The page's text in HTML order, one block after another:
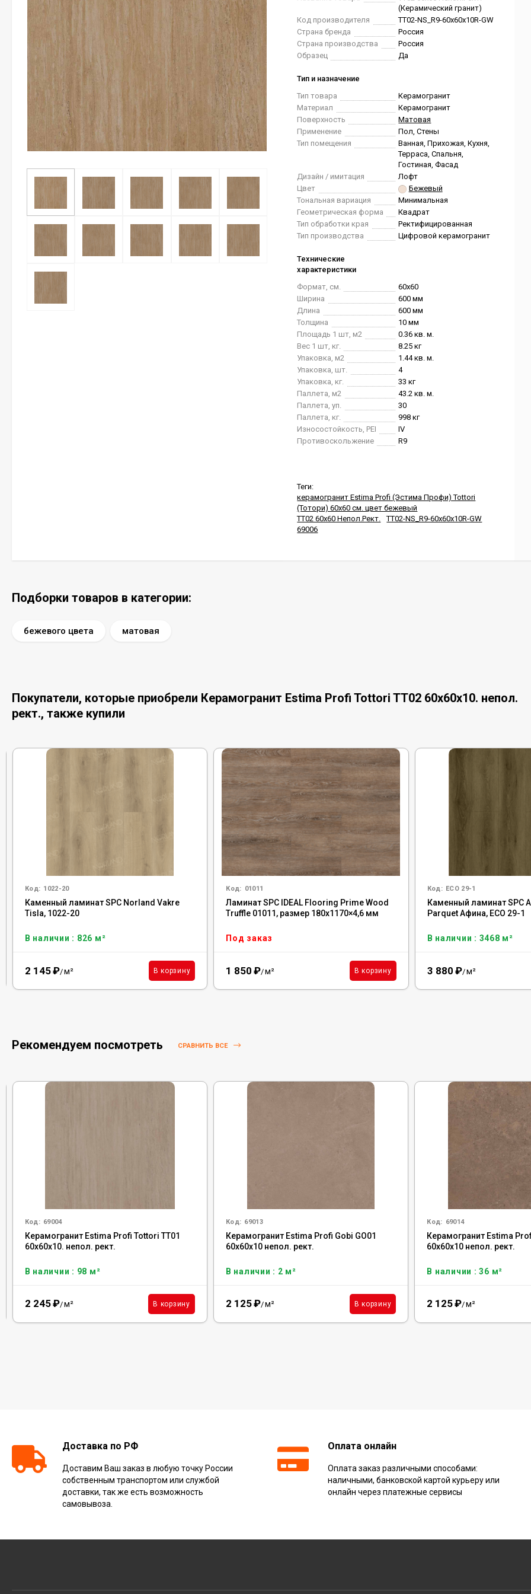
(Керамический гранит)
Код производителя
TT02-NS_R9-60x60x10R-GW
Страна бренда
Россия
Страна производства
Россия
Образец
Да
Тип и назначение
Тип товара
Керамогранит
Материал
Керамогранит
Поверхность
Матовая
Применение
Пол, Стены
Тип помещения
Ванная, Прихожая, Кухня,
Терраса, Спальня,
Гостиная, Фасад
Дизайн / имитация
Лофт
Цвет
Бежевый
Тональная вариация
Минимальная
Геометрическая форма
Квадрат
Тип обработки края
Ректифицированная
Тип производства
Цифровой керамогранит
Технические
характеристики
Формат, см.
60x60
Ширина
600 мм
Длина
600 мм
Толщина
10 мм
Площадь 1 шт, м2
0.36 кв. м.
Вес 1 шт, кг.
8.25 кг
Упаковка, м2
1.44 кв. м.
Упаковка, шт.
4
Упаковка, кг.
33 кг
Паллета, м2
43.2 кв. м.
Паллета, уп.
30
Паллета, кг.
998 кг
Износостойкость, PEI
IV
Противоскольжение
R9
Теги:
керамогранит Estima Profi (Эстима Профи) Tottori
(Тотори) 60x60 см. цвет бежевый
TT02 60x60 Непол.Рект.
TT02-NS_R9-60x60x10R-GW
69006
Подборки товаров в категории:
бежевого цвета матовая
Покупатели, которые приобрели Керамогранит Estima Profi Tottori TT02 60x60x10. непол.
рект., также купили
Код: 1022-20
Каменный ламинат SPC Norland Vakre
Tisla, 1022-20
В наличии : 826 м²
2 145₽/м² В корзину
Код: 01011
Ламинат SPC IDEAL Flooring Prime Wood
Truffle 01011, размер 180x1170×4,6 мм
Под заказ
1 850 ₽/м² В корзину
Код: ECO 29-1
Каменный ламинат SPC
Parquet Афина, ЕСО 29-1
В наличии : 3468 м²
3 880 ₽/м²
Рекомендуем посмотреть СРАВНИТЬ ВСЕ
Код: 69004
Керамогранит Estima Profi Tottori TT01
60x60x10. непол. рект.
В наличии : 98 м²
2 245₽/м² В корзину
Код: 69013
Керамогранит Estima Profi Gobi GO01
60x60x10 непол. рект.
В наличии : 2 м²
2 125₽/м² В корзину
Код: 69014
Керамогранит Estima
60x60x10 непол. рект.
В наличии : 36 м²
2 125₽/м²
Доставка по РФ
Доставим Ваш заказ в любую точку России
собственным транспортом или службой
доставки, так же есть возможность
самовывоза.
Оплата онлайн
Оплата заказ различными способами:
наличными, банковской картой курьеру или
онлайн через платежные сервисы